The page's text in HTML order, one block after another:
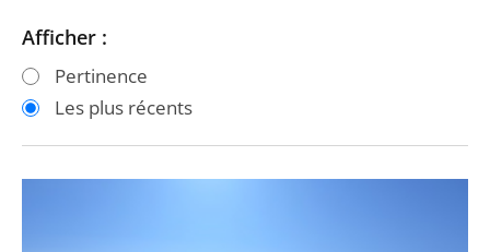
Passer
les
filtres
Passer
les
filtres
Afficher :
Pertinence
Les plus récents